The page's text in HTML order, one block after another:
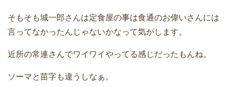
そもそも城一郎さんは定食屋の事は食通のお偉いさんには
言ってなかったんじゃないかなって気がします。
近所の常連さんでワイワイやってる感じだったもんね。
ソーマと苗字も違うしなぁ。